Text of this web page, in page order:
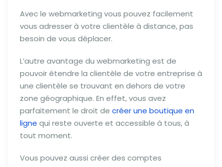
Avec le webmarketing vous pouvez facilement
vous adresser à votre clientèle à distance, pas
besoin de vous déplacer.
L’autre avantage du webmarketing est de
pouvoir étendre la clientèle de votre entreprise à
une clientèle se trouvant en dehors de votre
zone géographique. En effet, vous avez
parfaitement le droit de créer une boutique en
ligne qui reste ouverte et accessible à tous, à
tout moment.
Vous pouvez aussi créer des comptes